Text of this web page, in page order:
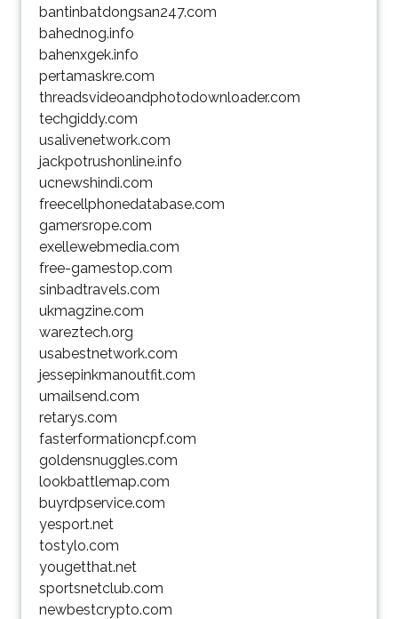
bantinbatdongsan247.com
bahednog.info
bahenxgek.info
pertamaskre.com
threadsvideoandphotodownloader.com
techgiddy.com
usalivenetwork.com
jackpotrushonline.info
ucnewshindi.com
freecellphonedatabase.com
gamersrope.com
exellewebmedia.com
free-gamestop.com
sinbadtravels.com
ukmagzine.com
wareztech.org
usabestnetwork.com
jessepinkmanoutfit.com
umailsend.com
retarys.com
fasterformationcpf.com
goldensnuggles.com
lookbattlemap.com
buyrdpservice.com
yesport.net
tostylo.com
yougetthat.net
sportsnetclub.com
newbestcrypto.com